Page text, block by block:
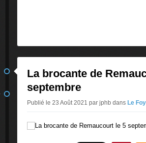
La brocante de
septembre
Publié le 23 Août 2021 par jphb dans Le